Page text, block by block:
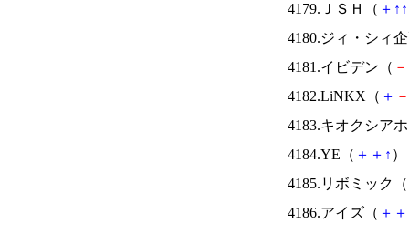
4179.ＪＳＨ（ ＋ ↑ ↑
4180.ジィ・シィ
4181.イビデン（ －
4182.LiNKX（ ＋ －
4183.キオクシア
4184.YE（ ＋ ＋ ↑ ）
4185.リボミック（
4186.アイズ（ ＋ ＋